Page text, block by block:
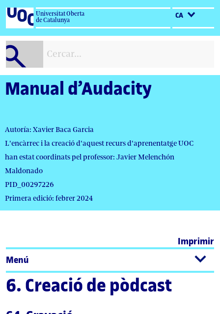
Salta
contingut
Universitat Oberta
de Catalunya
CA
Manual d’Audacity
Autoría: Xavier Baca Garcia
L'encàrrec i la creació d'aquest recurs d'aprenentatge UOC
han estat coordinats pel professor: Javier Melenchón
Maldonado
PID_00297226
Primera edició: febrer 2024
Imprimir
Menú
6. Creació de pòdcast